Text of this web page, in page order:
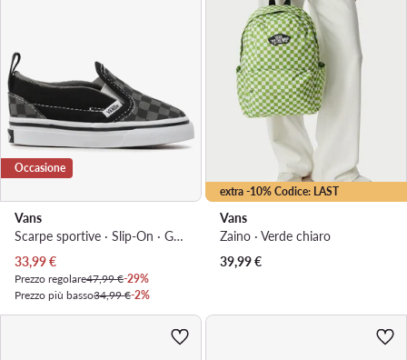
Occasione
Vans
Scarpe sportive · Slip-On · Grigio
Prezzo attuale
33,99€
Prezzo regolare47,99 €-29%
Prezzo più basso34,99 €-2%
extra -10% Codice: LAST
Vans
Zaino · Verde chiaro
39,99€